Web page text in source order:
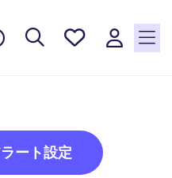
お気に
リスト
に保存
されて
ート設定